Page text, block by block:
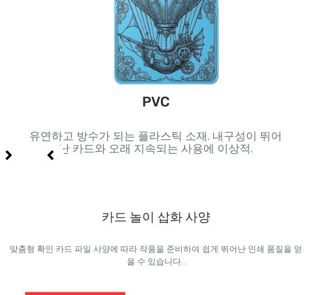
PVC
유연하고 방수가 되는 플라스틱 소재. 내구성이 뛰어
난 카드와 오래 지속되는 사용에 이상적.
카드 놀이 삽화 사양
맞춤형 확인 카드 파일 사양에 따라 작품을 준비하여 쉽게 뛰어난 인쇄 품질을 얻
을 수 있습니다..